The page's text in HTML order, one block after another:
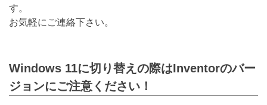
す。
お気軽にご連絡下さい。
Windows 11に切り替えの際はInventorのバー
ジョンにご注意ください！